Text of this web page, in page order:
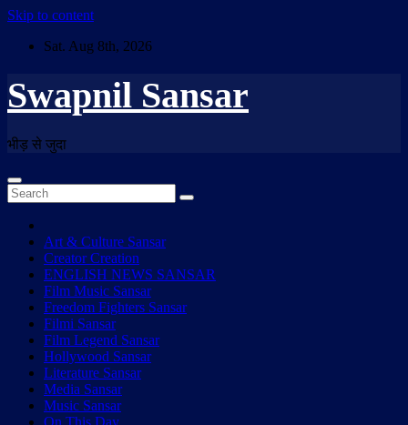
Skip to content
Sat. Aug 8th, 2026
Swapnil Sansar
भीड़ से जुदा
Art & Culture Sansar
Creator Creation
ENGLISH NEWS SANSAR
Film Music Sansar
Freedom Fighters Sansar
Filmi Sansar
Film Legend Sansar
Hollywood Sansar
Literature Sansar
Media Sansar
Music Sansar
On This Day